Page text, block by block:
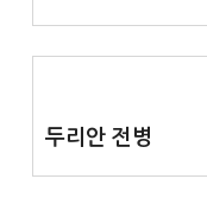
두리안 전병